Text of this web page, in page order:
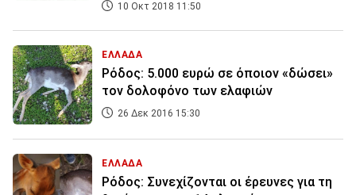
10 Οκτ 2018 11:50
ΕΛΛΑΔΑ
Ρόδος: 5.000 ευρώ σε όποιον «δώσει»
τον δολοφόνο των ελαφιών
26 Δεκ 2016 15:30
ΕΛΛΑΔΑ
Ρόδος: Συνεχίζονται οι έρευνες για τη